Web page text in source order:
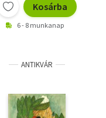
Kosárba
6 - 8 munkanap
ANTIKVÁR